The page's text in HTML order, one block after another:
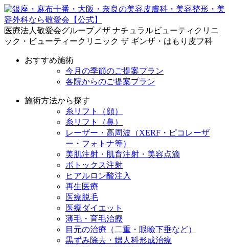
医療法人敬愛会グループ／ザ ナチュラルビューティクリニ
ック・ビューティークリニック ザ ギンザ・はもり皮フ科
おすすめ施術
今月の季節のご提案プラン
各院からのご提案プラン
施術方法から探す
糸リフト（顔）
糸リフト（鼻）
レーザー・高周波（XERF・ピコレーザ
ー・フォトナ等）
美肌注射・肌育注射・美容点滴
ボトックス注射
ヒアルロン酸注入
再生医療
医療脱毛
医療ダイエット
薄毛・育毛治療
目元の治療（二重・眼瞼下垂など）
黒ずみ除去・婦人科形成治療